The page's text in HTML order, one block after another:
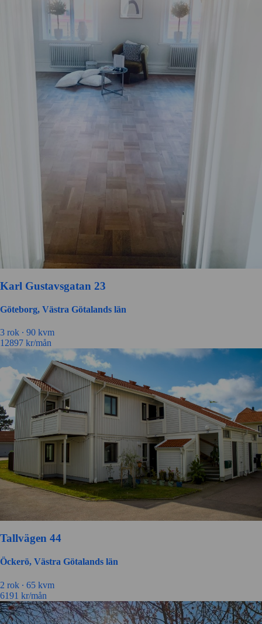
Karl Gustavsgatan 23
Göteborg, Västra Götalands län
3 rok ∙ 90 kvm
12897 kr/mån
Tallvägen 44
Öckerö, Västra Götalands län
2 rok ∙ 65 kvm
6191 kr/mån